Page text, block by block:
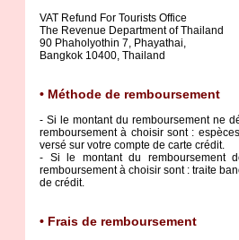
VAT Refund For Tourists Office
The Revenue Department of Thailand
90 Phaholyothin 7, Phayathai,
Bangkok 10400, Thailand
Méthode de remboursement
- Si le montant du remboursement ne
remboursement à choisir sont :
versé sur votre compte de carte crédit.
- Si le montant du remboursement
remboursement à choisir sont : traite
de crédit.
Frais de remboursement